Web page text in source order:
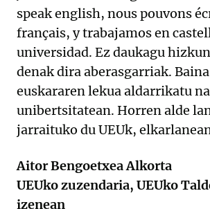
speak english, nous pouvons
français, y trabajamos en
universidad. Ez daukagu
denak dira aberasgarriak.
euskararen lekua aldarrikatu
unibertsitatean. Horren alde
jarraituko du UEUk,
Aitor Bengoetxea Alkorta
UEUko zuzendaria, UEUko
izenean